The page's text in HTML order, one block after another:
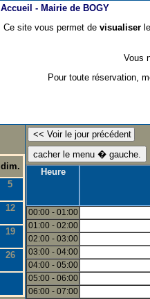
Accueil - Mairie de BOGY
Ce site vous permet devisualiser
Vous
Pour toute réservation,
dim.
5
12
19
26
Heure
00:00 - 01:00
01:00 - 02:00
02:00 - 03:00
03:00 - 04:00
04:00 - 05:00
05:00 - 06:00
06:00 - 07:00